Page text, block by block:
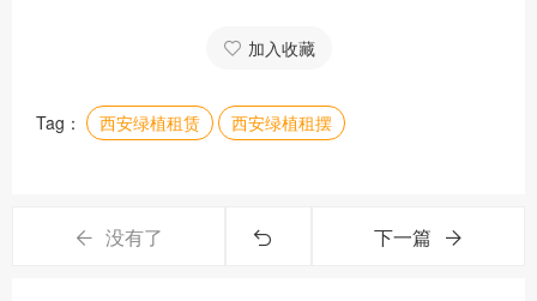
加入收藏
Tag： 西安绿植租赁 西安绿植租摆
没有了 下一篇